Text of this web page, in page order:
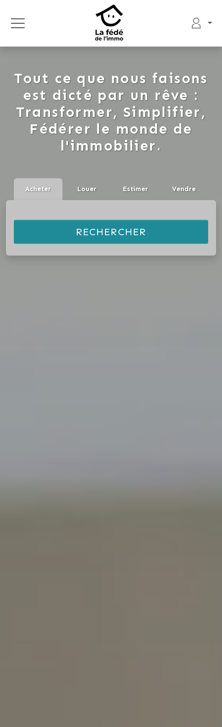
Tout ce que nous faisons
est dicté par un rêve :
Transformer, Simplifier,
Fédérer le monde de
l'immobilier.
Acheter Louer Estimer Vendre
RECHERCHER